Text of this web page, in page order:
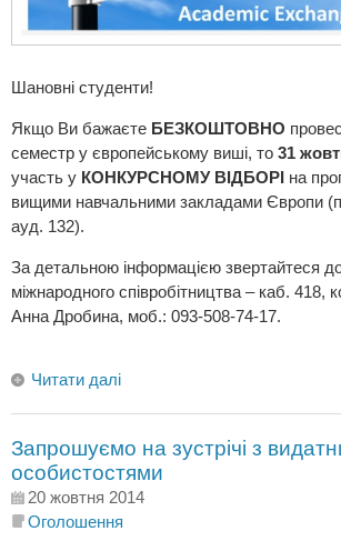
Шановні студенти!
Якщо Ви бажаєте БЕЗКОШТОВНО
семестр у європейському виші, то 31
участь у КОНКУРСНОМУ ВІДБОРІ на
вищими навчальними закладами Європи
ауд. 132).
За детальною інформацією звертайтеся
міжнародного співробітництва – каб. 418,
Анна Дробина, моб.: 093-508-74-17.
Читати далі
Запрошуємо на зустрічі з
особистостями
20 жовтня 2014
Оголошення